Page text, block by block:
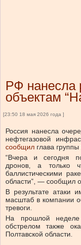
РФ нанесла
объектам
[23:50 18 мая 2026 года ]
Россия нанесла
нефтегазовой
сообщил глава
“Вчера и сегодня
дронов, а только
баллистическими
области”, — сообщил
В результате атаки
масштаб в компании
тревоги.
На прошлой неделе
обстрелом также
Полтавской области.